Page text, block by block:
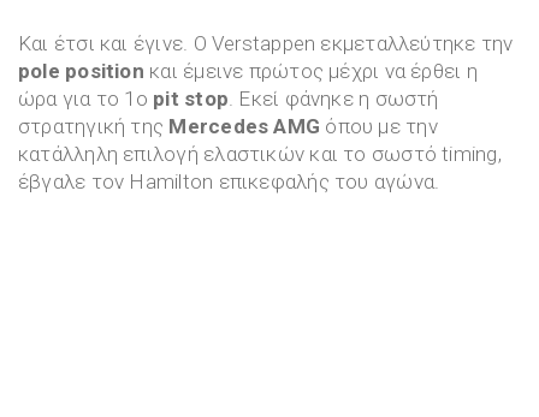
Και έτσι και έγινε. Ο Verstappen εκμεταλλεύτηκε την
pole position και έμεινε πρώτος μέχρι να έρθει η
ώρα για το 1o pit stop . Εκεί φάνηκε η σωστή
στρατηγική της Mercedes AMG όπου με την
κατάλληλη επιλογή ελαστικών και το σωστό timing,
έβγαλε τον Hamilton επικεφαλής του αγώνα.